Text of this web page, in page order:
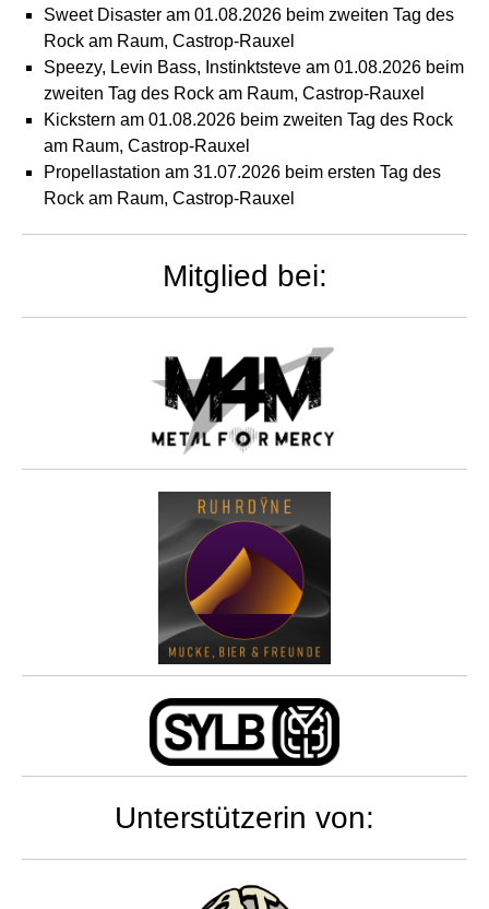
Sweet Disaster am 01.08.2026 beim zweiten Tag des
Rock am Raum, Castrop-Rauxel
Speezy, Levin Bass, Instinktsteve am 01.08.2026 beim
zweiten Tag des Rock am Raum, Castrop-Rauxel
Kickstern am 01.08.2026 beim zweiten Tag des Rock
am Raum, Castrop-Rauxel
Propellastation am 31.07.2026 beim ersten Tag des
Rock am Raum, Castrop-Rauxel
Mitglied bei:
Unterstützerin von: